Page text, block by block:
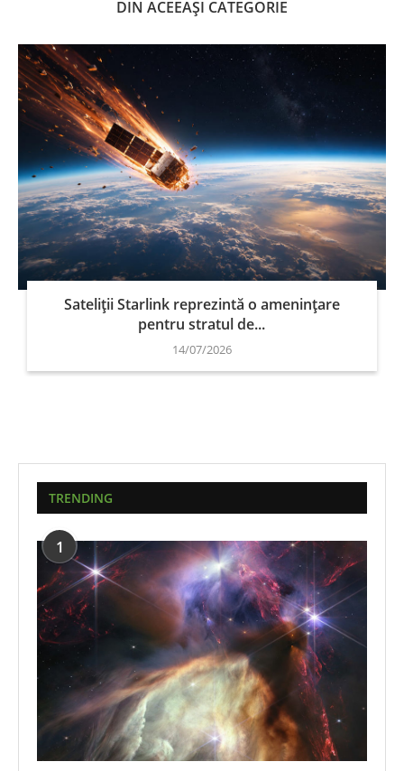
DIN ACEEAȘI CATEGORIE
Sateliții Starlink reprezintă o amenințare
pentru stratul de...
14/07/2026
TRENDING
1